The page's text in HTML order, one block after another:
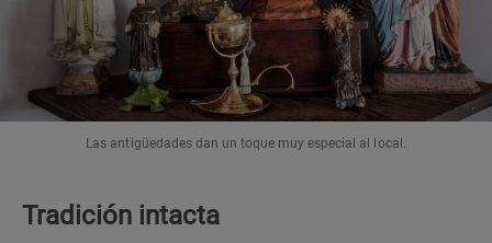
Las antigüedades dan un toque muy especial al local.
Tradición intacta